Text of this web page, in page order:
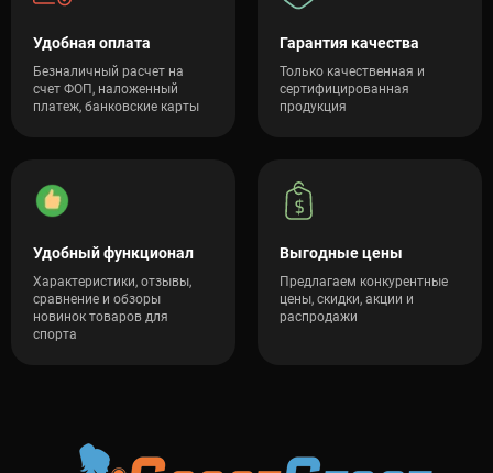
Удобная оплата
Безналичный расчет на
счет ФОП, наложенный
платеж, банковские карты
Гарантия качества
Только качественная и
сертифицированная
продукция
Удобный функционал
Характеристики, отзывы,
сравнение и обзоры
новинок товаров для
спорта
Выгодные цены
Предлагаем конкурентные
цены, скидки, акции и
распродажи